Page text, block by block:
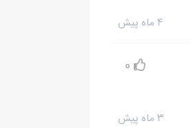
۴ ماه پیش
0
۳ ماه پیش